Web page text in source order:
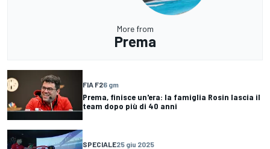
More from
Prema
FIA F26 gm
Prema, finisce un'era: la famiglia Rosin lascia il
team dopo più di 40 anni
SPECIALE25 giu 2025